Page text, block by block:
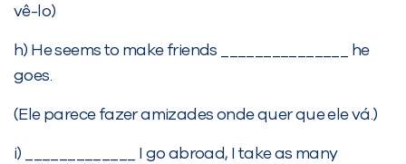
vê-lo)
h) He seems to make friends _______________ he
goes.
(Ele parece fazer amizades onde quer que ele vá.)
i) _____________ I go abroad, I take as many